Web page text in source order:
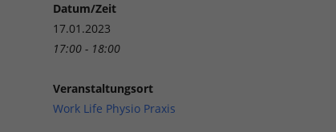
Datum/Zeit
17.01.2023
17:00 - 18:00
Veranstaltungsort
Work Life Physio Praxis